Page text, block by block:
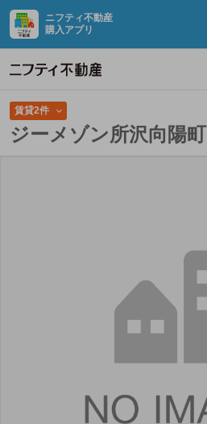
ニフティ不動産
購入アプリ
賃貸2件
ジーメゾン所沢向陽町